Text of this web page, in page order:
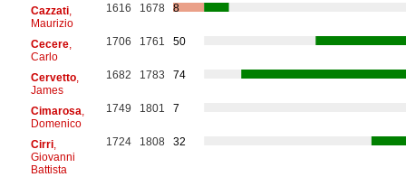
Cazzati,
Maurizio
1616 1678 8
Cecere,
Carlo
1706 1761 50
Cervetto,
James
1682 1783 74
Cimarosa
Domenico
1749 1801 7
Cirri,
Giovanni
Battista
1724 1808 32